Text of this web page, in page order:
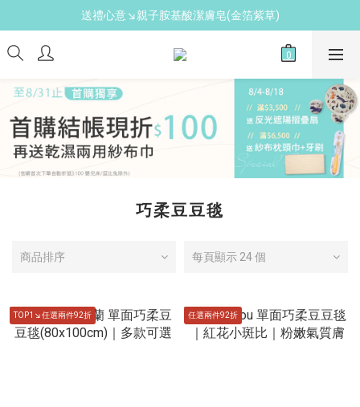
新手爸媽必備↘育兒懶人包
送禮心意↘親子胺基酸潔膚皂(金箔紫草)
新手爸媽必備↘育兒懶人包
巧柔豆豆毯
商品排序 每頁顯示 24 個
TOP1↘任選兩件92折 任選兩件92折